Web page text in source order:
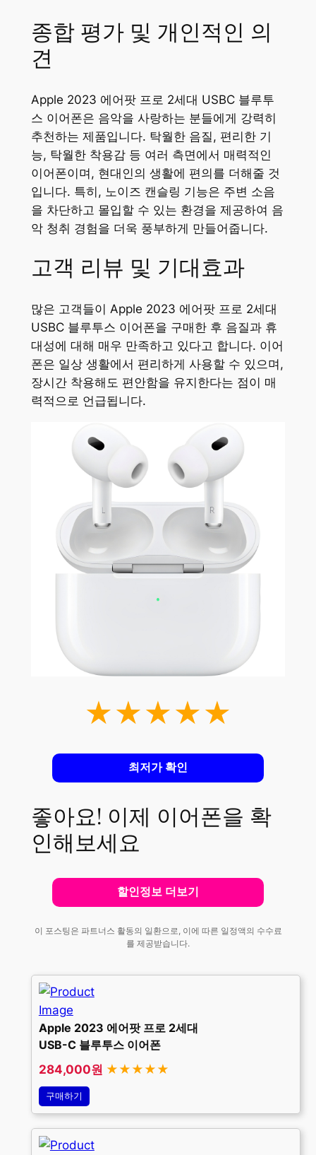
종합 평가 및 개인적인 의
견
Apple 2023 에어팟 프로 2세대 USBC 블루투
스 이어폰은 음악을 사랑하는 분들에게 강력히
추천하는 제품입니다. 탁월한 음질, 편리한 기
능, 탁월한 착용감 등 여러 측면에서 매력적인
이어폰이며, 현대인의 생활에 편의를 더해줄 것
입니다. 특히, 노이즈 캔슬링 기능은 주변 소음
을 차단하고 몰입할 수 있는 환경을 제공하여 음
악 청취 경험을 더욱 풍부하게 만들어줍니다.
고객 리뷰 및 기대효과
많은 고객들이 Apple 2023 에어팟 프로 2세대
USBC 블루투스 이어폰을 구매한 후 음질과 휴
대성에 대해 매우 만족하고 있다고 합니다. 이어
폰은 일상 생활에서 편리하게 사용할 수 있으며,
장시간 착용해도 편안함을 유지한다는 점이 매
력적으로 언급됩니다.
★★★★★
최저가 확인
좋아요! 이제 이어폰을 확
인해보세요
할인정보 더보기
이 포스팅은 파트너스 활동의 일환으로, 이에 따른 일정액의 수수료
를 제공받습니다.
Apple 2023 에어팟 프로 2세대
USB-C 블루투스 이어폰
284,000원 ★★★★★
구매하기